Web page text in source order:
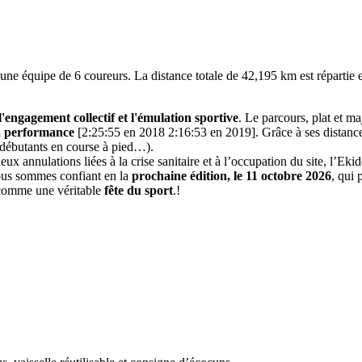
équipe de 6 coureurs. La distance totale de 42,195 km est répartie
collectif et l'émulation sportive. Le parcours, plat et
performance [2:25:55 en 2018 2:16:53 en 2019]. Grâce à ses
en course à pied…).
annulations liées à la crise sanitaire et à l’occupation du site,
sommes confiant en la prochaine édition, le 11 octobre 2026, qui
une véritable fête du sport.!